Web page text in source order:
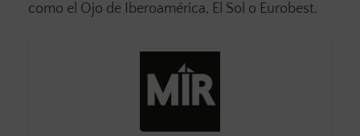
como el Ojo de Iberoamérica, El Sol o Eurobest.